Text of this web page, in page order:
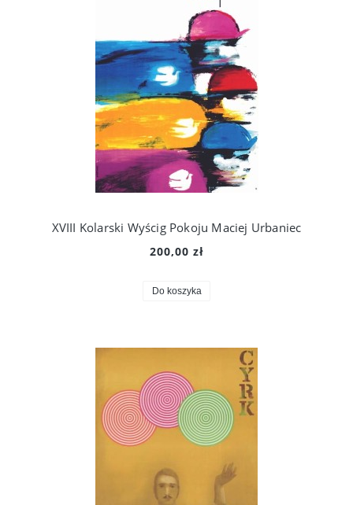
XVIII Kolarski Wyścig Pokoju Maciej Urbaniec
200,00 zł
Do koszyka